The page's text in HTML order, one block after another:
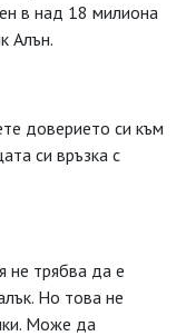
в над 18 милиона
Алън.
доверието си към
си връзка с
не трябва да е
Но това не
Може да